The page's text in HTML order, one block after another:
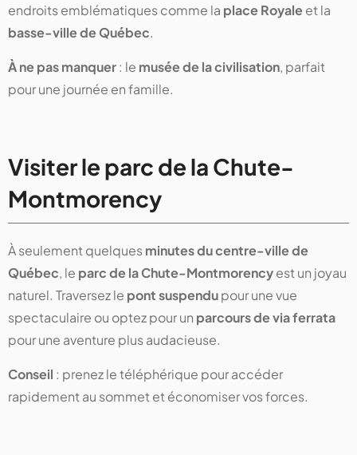
endroits emblématiques comme la place Royaleet la
basse-ville de Québec.
À ne pas manquer: le musée de la civilisation, parfait
pour une journée en famille.
Visiter le parc de la Chute-
Montmorency
À seulement quelquesminutes du centre-ville de
Québec, le parc de la Chute-Montmorencyest un joyau
naturel. Traversez le pont suspendupour une vue
spectaculaire ou optez pour un parcours de via ferrata
pour une aventure plus audacieuse.
Conseil : prenez le téléphérique pour accéder
rapidement au sommet et économiser vos forces.